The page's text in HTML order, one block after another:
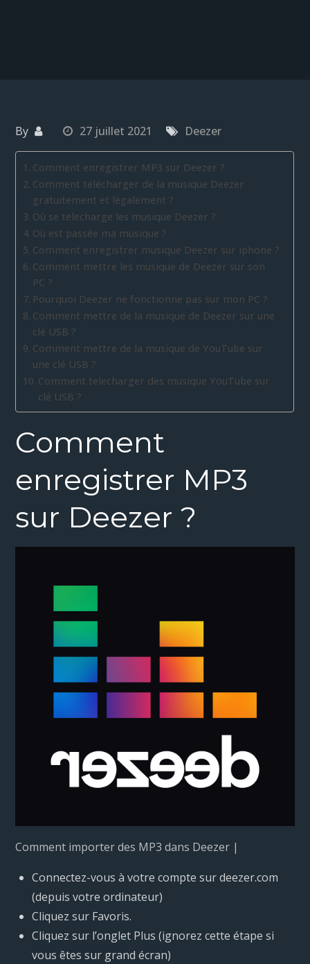
By 27 juillet 2021 Deezer
Comment enregistrer MP3 sur Deezer ?
Comment télécharger de la musique Deezer
gratuitement et légalement ?
Où se telecharge les musique Deezer ?
Où est passée ma musique ?
Comment enregistrer musique Deezer sur iphone ?
Comment mettre les musique de Deezer sur son
PC ?
Pourquoi Deezer ne fonctionne pas sur mon PC ?
Comment mettre de la musique de Deezer sur une
clé USB ?
Comment mettre de la musique de YouTube sur
une clé USB ?
Comment telecharger des musique YouTube sur
clé USB ?
Comment
enregistrer MP3
sur Deezer ?
Comment importer des MP3 dans Deezer |
Connectez-vous à votre compte sur deezer.com
(depuis votre ordinateur)
Cliquez sur Favoris.
Cliquez sur l’onglet Plus (ignorez cette étape si
vous êtes sur grand écran)